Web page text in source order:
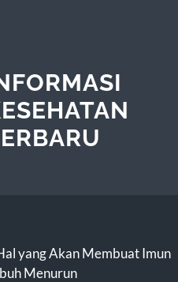
yang Akan Membuat Imun
Menurun